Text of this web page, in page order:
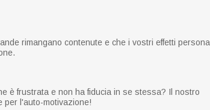
rimangano contenute e che i vostri effetti
è frustrata e non ha fiducia in se stessa? Il nostro
per l'auto-motivazione!